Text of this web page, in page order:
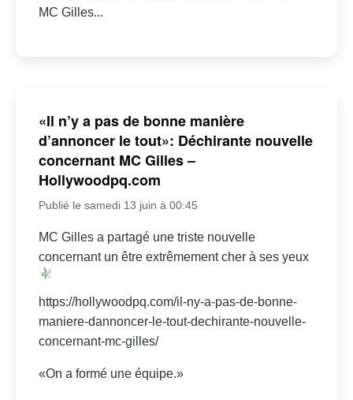
MC Gilles...
«Il n’y a pas de bonne manière
d’annoncer le tout»: Déchirante nouvelle
concernant MC Gilles –
Hollywoodpq.com
Publié le samedi 13 juin à 00:45
MC Gilles a partagé une triste nouvelle
concernant un être extrêmement cher à ses yeux
https://hollywoodpq.com/il-ny-a-pas-de-bonne-
maniere-dannoncer-le-tout-dechirante-nouvelle-
concernant-mc-gilles/
«On a formé une équipe.»